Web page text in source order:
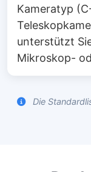
Kameratyp
unterstützt
Mikroskop-
Die